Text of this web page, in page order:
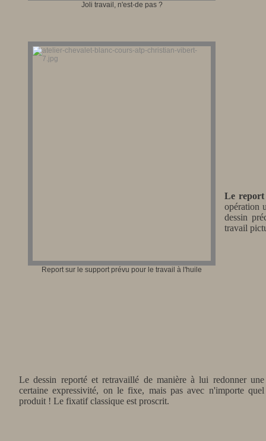
Joli travail, n'est-de pas ?
Report sur le support prévu pour le travail à l'huile
Le
opération
dessin
travail
Le dessin reporté et retravaillé de manière à lui redonner une
certaine expressivité, on le fixe, mais pas avec n'importe quel
produit ! Le fixatif classique est proscrit.